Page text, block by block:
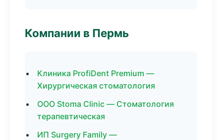
Компании в Пермь
Клиника ProfiDent Premium —
Хирургическая стоматология
ООО Stoma Clinic — Стоматология
терапевтическая
ИП Surgery Family —